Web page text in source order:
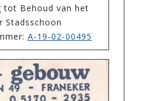
tot Behoud van het
Stadsschoon
A-19-02-00495